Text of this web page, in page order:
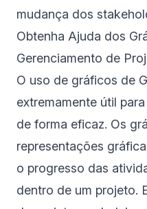
mudança dos
Obtenha Ajuda dos
Gerenciamento de
O uso de gráficos de
extremamente útil
de forma eficaz. Os
representações
o progresso das
dentro de um projeto.